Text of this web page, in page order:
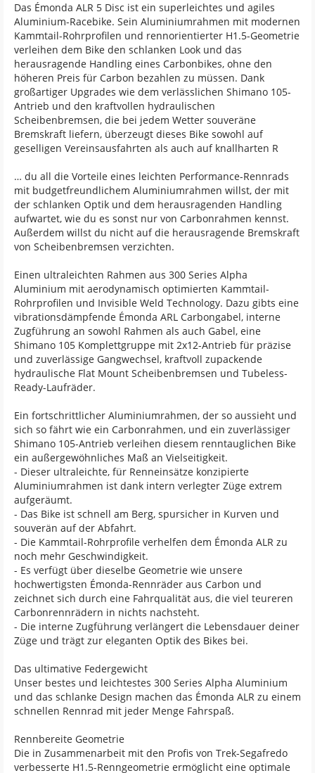
Das Émonda ALR 5 Disc ist ein superleichtes und agiles
Aluminium-Racebike. Sein Aluminiumrahmen mit modernen
Kammtail-Rohrprofilen und rennorientierter H1.5-Geometrie
verleihen dem Bike den schlanken Look und das
herausragende Handling eines Carbonbikes, ohne den
höheren Preis für Carbon bezahlen zu müssen. Dank
großartiger Upgrades wie dem verlässlichen Shimano 105-
Antrieb und den kraftvollen hydraulischen
Scheibenbremsen, die bei jedem Wetter souveräne
Bremskraft liefern, überzeugt dieses Bike sowohl auf
geselligen Vereinsausfahrten als auch auf knallharten R
… du all die Vorteile eines leichten Performance-Rennrads
mit budgetfreundlichem Aluminiumrahmen willst, der mit
der schlanken Optik und dem herausragenden Handling
aufwartet, wie du es sonst nur von Carbonrahmen kennst.
Außerdem willst du nicht auf die herausragende Bremskraft
von Scheibenbremsen verzichten.
Einen ultraleichten Rahmen aus 300 Series Alpha
Aluminium mit aerodynamisch optimierten Kammtail-
Rohrprofilen und Invisible Weld Technology. Dazu gibts eine
vibrationsdämpfende Émonda ARL Carbongabel, interne
Zugführung an sowohl Rahmen als auch Gabel, eine
Shimano 105 Komplettgruppe mit 2x12-Antrieb für präzise
und zuverlässige Gangwechsel, kraftvoll zupackende
hydraulische Flat Mount Scheibenbremsen und Tubeless-
Ready-Laufräder.
Ein fortschrittlicher Aluminiumrahmen, der so aussieht und
sich so fährt wie ein Carbonrahmen, und ein zuverlässiger
Shimano 105-Antrieb verleihen diesem renntauglichen Bike
ein außergewöhnliches Maß an Vielseitigkeit.
- Dieser ultraleichte, für Renneinsätze konzipierte
Aluminiumrahmen ist dank intern verlegter Züge extrem
aufgeräumt.
- Das Bike ist schnell am Berg, spursicher in Kurven und
souverän auf der Abfahrt.
- Die Kammtail-Rohrprofile verhelfen dem Émonda ALR zu
noch mehr Geschwindigkeit.
- Es verfügt über dieselbe Geometrie wie unsere
hochwertigsten Émonda-Rennräder aus Carbon und
zeichnet sich durch eine Fahrqualität aus, die viel teureren
Carbonrennrädern in nichts nachsteht.
- Die interne Zugführung verlängert die Lebensdauer deiner
Züge und trägt zur eleganten Optik des Bikes bei.
Das ultimative Federgewicht
Unser bestes und leichtestes 300 Series Alpha Aluminium
und das schlanke Design machen das Émonda ALR zu einem
schnellen Rennrad mit jeder Menge Fahrspaß.
Rennbereite Geometrie
Die in Zusammenarbeit mit den Profis von Trek-Segafredo
verbesserte H1.5-Renngeometrie ermöglicht eine optimale